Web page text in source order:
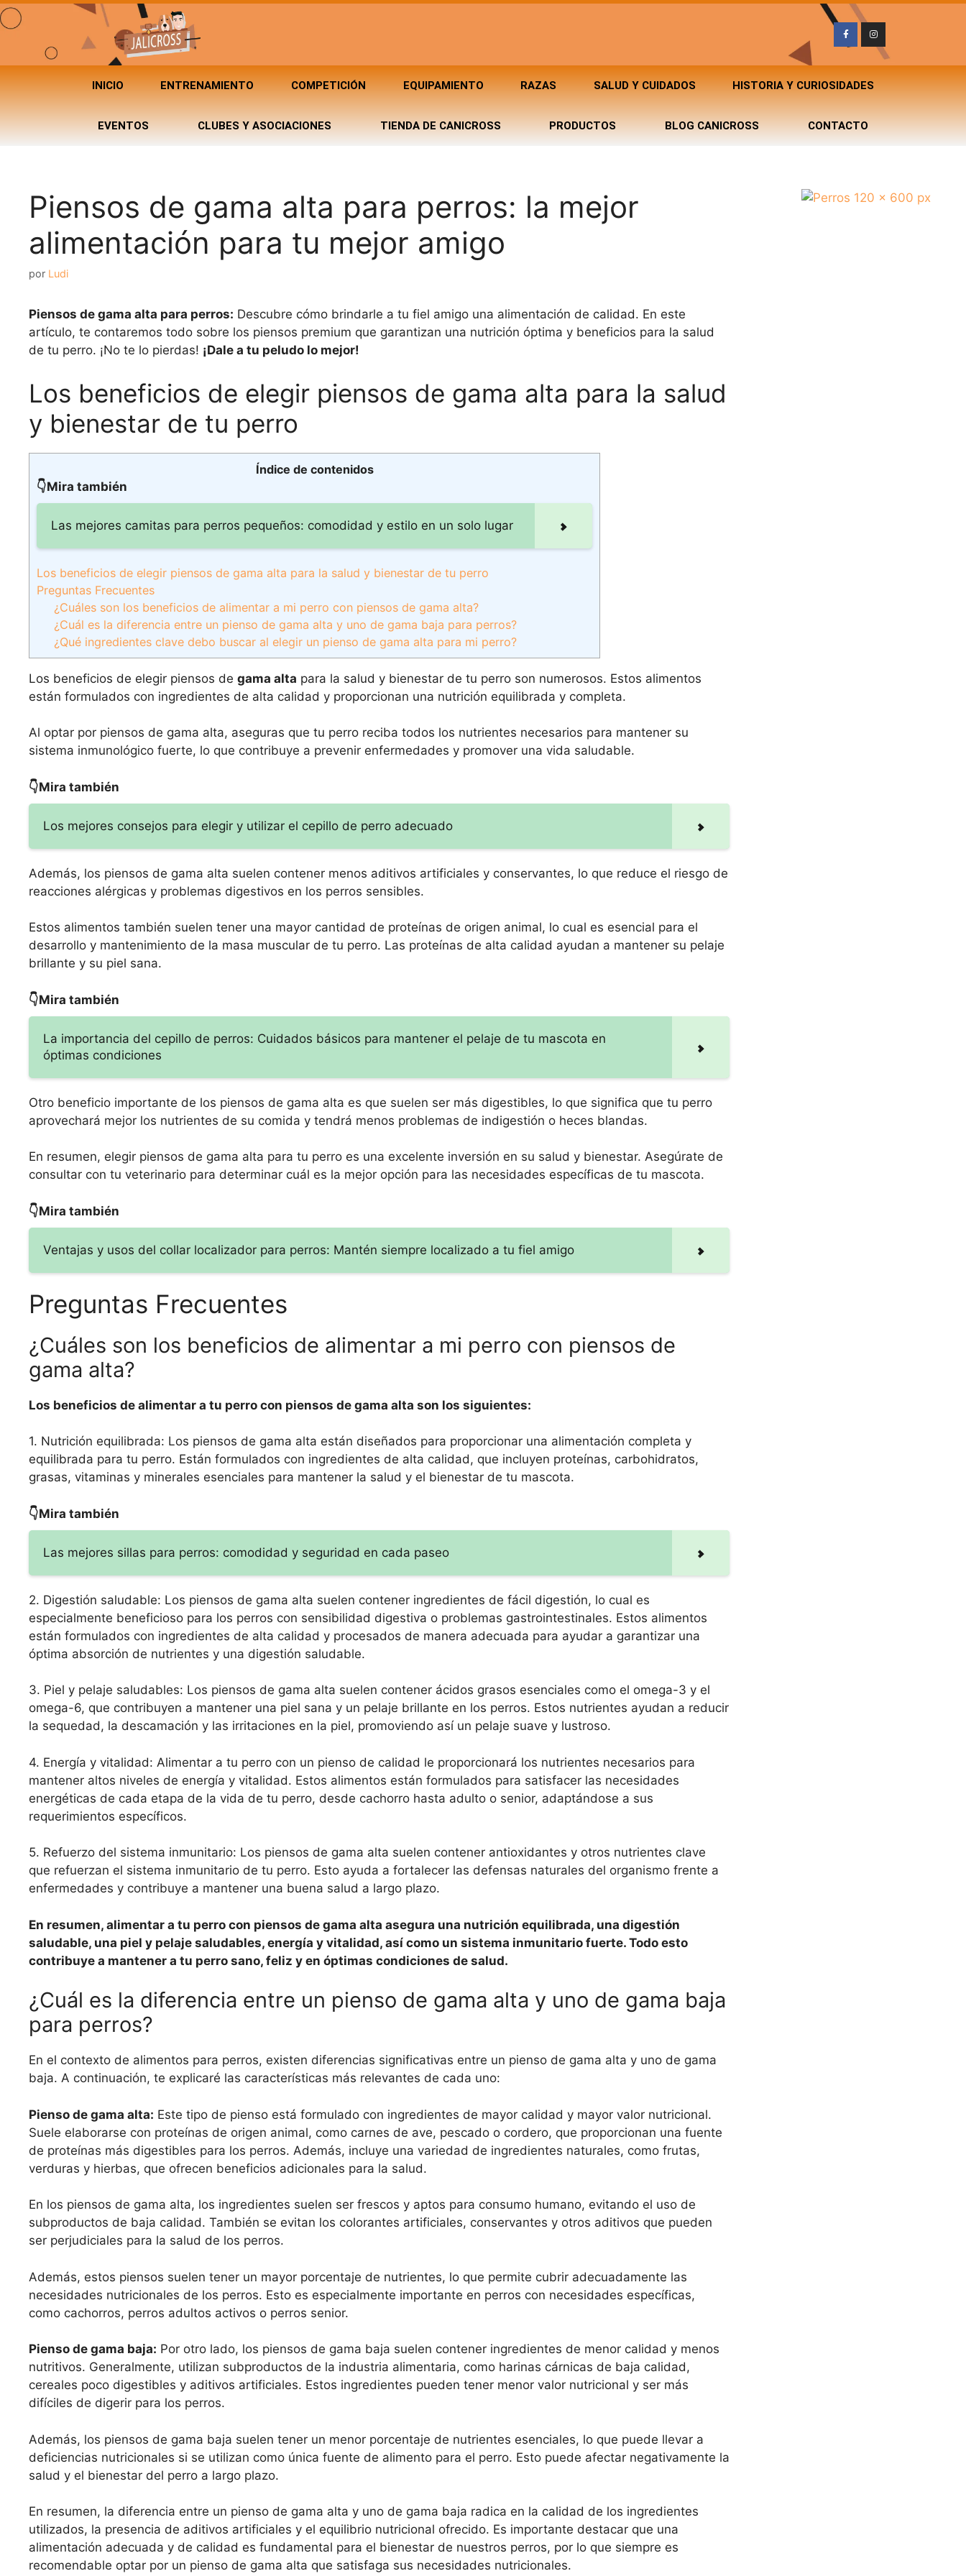
INICIO ENTRENAMIENTO COMPETICIÓN EQUIPAMIENTO RAZAS SALUD Y CUIDADOS HISTORIA Y CURIOSIDADES
EVENTOS CLUBES Y ASOCIACIONES TIENDA DE CANICROSS PRODUCTOS BLOG CANICROSS CONTACTO
Piensos de gama alta para perros: la mejor
alimentación para tu mejor amigo
por Ludi
Piensos de gama alta para perros: Descubre cómo brindarle a tu fiel amigo una alimentación de calidad. En este
artículo, te contaremos todo sobre los piensos premium que garantizan una nutrición óptima y beneficios para la salud
de tu perro. ¡No te lo pierdas! ¡Dale a tu peludo lo mejor!
Los beneficios de elegir piensos de gama alta para la salud
y bienestar de tu perro
Índice de contenidos
👇Mira también
Las mejores camitas para perros pequeños: comodidad y estilo en un solo lugar
Los beneficios de elegir piensos de gama alta para la salud y bienestar de tu perro
Preguntas Frecuentes
¿Cuáles son los beneficios de alimentar a mi perro con piensos de gama alta?
¿Cuál es la diferencia entre un pienso de gama alta y uno de gama baja para perros?
¿Qué ingredientes clave debo buscar al elegir un pienso de gama alta para mi perro?
Los beneficios de elegir piensos de gama alta para la salud y bienestar de tu perro son numerosos. Estos alimentos
están formulados con ingredientes de alta calidad y proporcionan una nutrición equilibrada y completa.
Al optar por piensos de gama alta, aseguras que tu perro reciba todos los nutrientes necesarios para mantener su
sistema inmunológico fuerte, lo que contribuye a prevenir enfermedades y promover una vida saludable.
👇Mira también
Los mejores consejos para elegir y utilizar el cepillo de perro adecuado
Además, los piensos de gama alta suelen contener menos aditivos artificiales y conservantes, lo que reduce el riesgo de
reacciones alérgicas y problemas digestivos en los perros sensibles.
Estos alimentos también suelen tener una mayor cantidad de proteínas de origen animal, lo cual es esencial para el
desarrollo y mantenimiento de la masa muscular de tu perro. Las proteínas de alta calidad ayudan a mantener su pelaje
brillante y su piel sana.
👇Mira también
La importancia del cepillo de perros: Cuidados básicos para mantener el pelaje de tu mascota en
óptimas condiciones
Otro beneficio importante de los piensos de gama alta es que suelen ser más digestibles, lo que significa que tu perro
aprovechará mejor los nutrientes de su comida y tendrá menos problemas de indigestión o heces blandas.
En resumen, elegir piensos de gama alta para tu perro es una excelente inversión en su salud y bienestar. Asegúrate de
consultar con tu veterinario para determinar cuál es la mejor opción para las necesidades específicas de tu mascota.
👇Mira también
Ventajas y usos del collar localizador para perros: Mantén siempre localizado a tu fiel amigo
Preguntas Frecuentes
¿Cuáles son los beneficios de alimentar a mi perro con piensos de
gama alta?
Los beneficios de alimentar a tu perro con piensos de gama alta son los siguientes:
1. Nutrición equilibrada: Los piensos de gama alta están diseñados para proporcionar una alimentación completa y
equilibrada para tu perro. Están formulados con ingredientes de alta calidad, que incluyen proteínas, carbohidratos,
grasas, vitaminas y minerales esenciales para mantener la salud y el bienestar de tu mascota.
👇Mira también
Las mejores sillas para perros: comodidad y seguridad en cada paseo
2. Digestión saludable: Los piensos de gama alta suelen contener ingredientes de fácil digestión, lo cual es
especialmente beneficioso para los perros con sensibilidad digestiva o problemas gastrointestinales. Estos alimentos
están formulados con ingredientes de alta calidad y procesados de manera adecuada para ayudar a garantizar una
óptima absorción de nutrientes y una digestión saludable.
3. Piel y pelaje saludables: Los piensos de gama alta suelen contener ácidos grasos esenciales como el omega-3 y el
omega-6, que contribuyen a mantener una piel sana y un pelaje brillante en los perros. Estos nutrientes ayudan a reducir
la sequedad, la descamación y las irritaciones en la piel, promoviendo así un pelaje suave y lustroso.
4. Energía y vitalidad: Alimentar a tu perro con un pienso de calidad le proporcionará los nutrientes necesarios para
mantener altos niveles de energía y vitalidad. Estos alimentos están formulados para satisfacer las necesidades
energéticas de cada etapa de la vida de tu perro, desde cachorro hasta adulto o senior, adaptándose a sus
requerimientos específicos.
5. Refuerzo del sistema inmunitario: Los piensos de gama alta suelen contener antioxidantes y otros nutrientes clave
que refuerzan el sistema inmunitario de tu perro. Esto ayuda a fortalecer las defensas naturales del organismo frente a
enfermedades y contribuye a mantener una buena salud a largo plazo.
En resumen, alimentar a tu perro con piensos de gama alta asegura una nutrición equilibrada, una digestión
saludable, una piel y pelaje saludables, energía y vitalidad, así como un sistema inmunitario fuerte. Todo esto
contribuye a mantener a tu perro sano, feliz y en óptimas condiciones de salud.
¿Cuál es la diferencia entre un pienso de gama alta y uno de gama baja
para perros?
En el contexto de alimentos para perros, existen diferencias significativas entre un pienso de gama alta y uno de gama
baja. A continuación, te explicaré las características más relevantes de cada uno:
Pienso de gama alta: Este tipo de pienso está formulado con ingredientes de mayor calidad y mayor valor nutricional.
Suele elaborarse con proteínas de origen animal, como carnes de ave, pescado o cordero, que proporcionan una fuente
de proteínas más digestibles para los perros. Además, incluye una variedad de ingredientes naturales, como frutas,
verduras y hierbas, que ofrecen beneficios adicionales para la salud.
En los piensos de gama alta, los ingredientes suelen ser frescos y aptos para consumo humano, evitando el uso de
subproductos de baja calidad. También se evitan los colorantes artificiales, conservantes y otros aditivos que pueden
ser perjudiciales para la salud de los perros.
Además, estos piensos suelen tener un mayor porcentaje de nutrientes, lo que permite cubrir adecuadamente las
necesidades nutricionales de los perros. Esto es especialmente importante en perros con necesidades específicas,
como cachorros, perros adultos activos o perros senior.
Pienso de gama baja: Por otro lado, los piensos de gama baja suelen contener ingredientes de menor calidad y menos
nutritivos. Generalmente, utilizan subproductos de la industria alimentaria, como harinas cárnicas de baja calidad,
cereales poco digestibles y aditivos artificiales. Estos ingredientes pueden tener menor valor nutricional y ser más
difíciles de digerir para los perros.
Además, los piensos de gama baja suelen tener un menor porcentaje de nutrientes esenciales, lo que puede llevar a
deficiencias nutricionales si se utilizan como única fuente de alimento para el perro. Esto puede afectar negativamente la
salud y el bienestar del perro a largo plazo.
En resumen, la diferencia entre un pienso de gama alta y uno de gama baja radica en la calidad de los ingredientes
utilizados, la presencia de aditivos artificiales y el equilibrio nutricional ofrecido. Es importante destacar que una
alimentación adecuada y de calidad es fundamental para el bienestar de nuestros perros, por lo que siempre es
recomendable optar por un pienso de gama alta que satisfaga sus necesidades nutricionales.